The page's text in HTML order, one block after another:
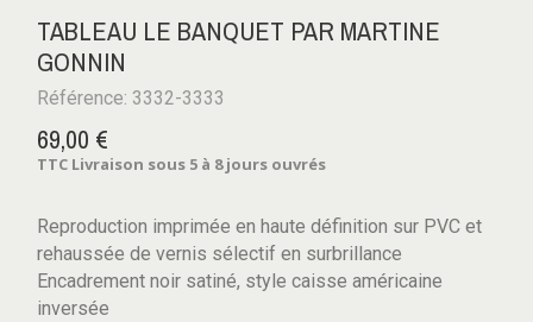
TABLEAU LE BANQUET PAR MARTINE
GONNIN
Référence: 3332-3333
69,00 €
TTC Livraison sous 5 à 8 jours ouvrés
Reproduction imprimée en haute définition sur PVC et
rehaussée de vernis sélectif en surbrillance
Encadrement noir satiné, style caisse américaine
inversée